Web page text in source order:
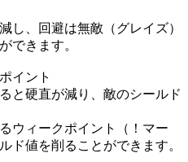
し、回避は無敵（グレイズ）
できます。
イント
と硬直が減り、敵のシールド
ウィークポイント（！マー
ド値を削ることができます。